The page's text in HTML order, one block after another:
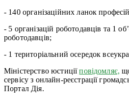
- 140 організаційних ланок
- 5 організацій роботодавців та 1
роботодавців;
- 1 територіальний осередок
Міністерство юстиціїповідомляє,
сервісу з онлайн-реєстрації
Портал Дія.